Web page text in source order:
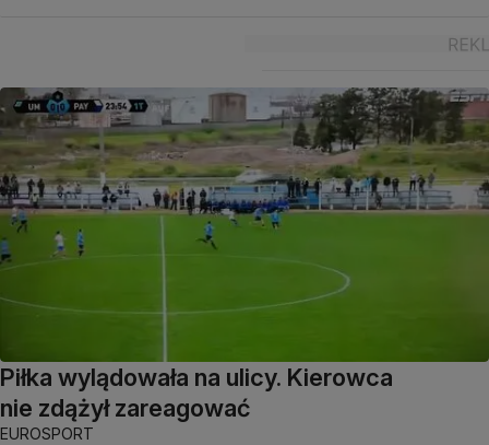
Piłka wylądowała na ulicy. Kierowca
nie zdążył zareagować
EUROSPORT